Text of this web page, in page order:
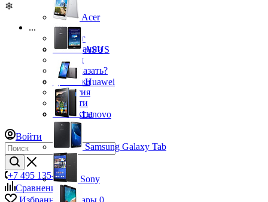
❄
...
Каталог
О компании
Бренды
Как заказать?
Доставка
Гарантия
Новости
Контакты
Войти
+7 495 135-39-43
Сравнение0
Избранные товары 0
Acer
ASUS
Huawei
Lenovo
Samsung Galaxy Tab
Sony